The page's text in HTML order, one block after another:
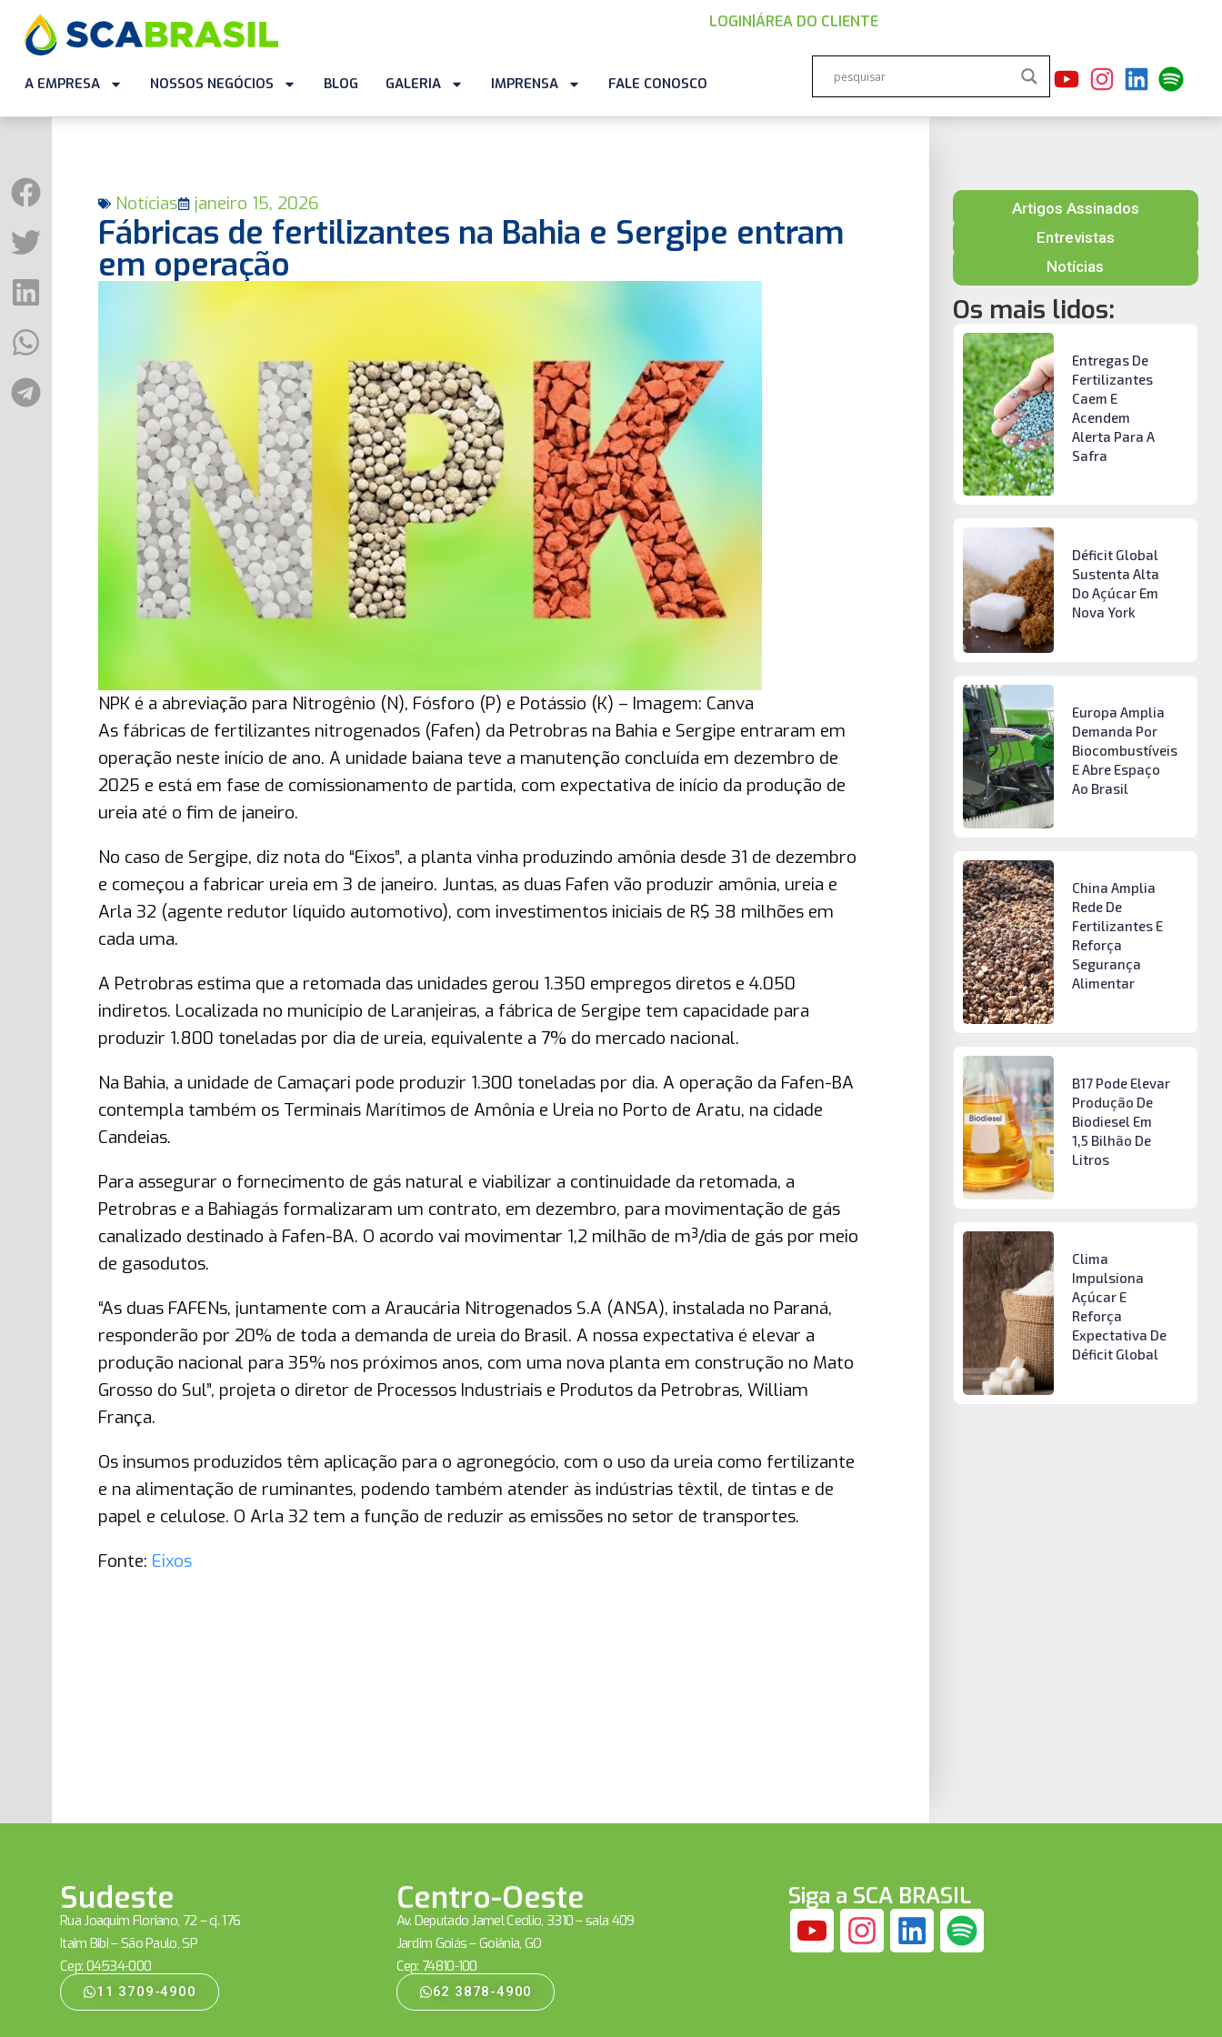
LOGIN |ÁREA DO CLIENTE
A EMPRESA NOSSOS NEGÓCIOS BLOG GALERIA IMPRENSA FALE CONOSCO
Notícias janeiro 15, 2026
Fábricas de fertilizantes na Bahia e Sergipe entram
em operação
NPK é a abreviação para Nitrogênio (N), Fósforo (P) e Potássio (K) – Imagem: Canva
As fábricas de fertilizantes nitrogenados (Fafen) da Petrobras na Bahia e Sergipe entraram em
operação neste início de ano. A unidade baiana teve a manutenção concluída em dezembro de
2025 e está em fase de comissionamento de partida, com expectativa de início da produção de
ureia até o fim de janeiro.
No caso de Sergipe, diz nota do “Eixos”, a planta vinha produzindo amônia desde 31 de dezembro
e começou a fabricar ureia em 3 de janeiro. Juntas, as duas Fafen vão produzir amônia, ureia e
Arla 32 (agente redutor líquido automotivo), com investimentos iniciais de R$ 38 milhões em
cada uma.
A Petrobras estima que a retomada das unidades gerou 1.350 empregos diretos e 4.050
indiretos. Localizada no município de Laranjeiras, a fábrica de Sergipe tem capacidade para
produzir 1.800 toneladas por dia de ureia, equivalente a 7% do mercado nacional.
Na Bahia, a unidade de Camaçari pode produzir 1.300 toneladas por dia. A operação da Fafen-BA
contempla também os Terminais Marítimos de Amônia e Ureia no Porto de Aratu, na cidade
Candeias.
Para assegurar o fornecimento de gás natural e viabilizar a continuidade da retomada, a
Petrobras e a Bahiagás formalizaram um contrato, em dezembro, para movimentação de gás
canalizado destinado à Fafen-BA. O acordo vai movimentar 1,2 milhão de m³/dia de gás por meio
de gasodutos.
“As duas FAFENs, juntamente com a Araucária Nitrogenados S.A (ANSA), instalada no Paraná,
responderão por 20% de toda a demanda de ureia do Brasil. A nossa expectativa é elevar a
produção nacional para 35% nos próximos anos, com uma nova planta em construção no Mato
Grosso do Sul”, projeta o diretor de Processos Industriais e Produtos da Petrobras, William
França.
Os insumos produzidos têm aplicação para o agronegócio, com o uso da ureia como fertilizante
e na alimentação de ruminantes, podendo também atender às indústrias têxtil, de tintas e de
papel e celulose. O Arla 32 tem a função de reduzir as emissões no setor de transportes.
Fonte: Eixos
Artigos Assinados
Entrevistas
Notícias
Os mais lidos:
Entregas De
Fertilizantes
Caem E
Acendem
Alerta Para A
Safra
Déficit Global
Sustenta Alta
Do Açúcar Em
Nova York
Europa Amplia
Demanda Por
Biocombustíveis
E Abre Espaço
Ao Brasil
China Amplia
Rede De
Fertilizantes E
Reforça
Segurança
Alimentar
B17 Pode Elevar
Produção De
Biodiesel Em
1,5 Bilhão De
Litros
Clima
Impulsiona
Açúcar E
Reforça
Expectativa De
Déficit Global
Sudeste
Rua Joaquim Floriano, 72 – cj. 176
Itaim Bibi – São Paulo, SP
Cep: 04534-000
11 3709-4900
Centro-Oeste
Av. Deputado Jamel Cecílio, 3310 – sala 409
Jardim Goiás – Goiânia, GO
Cep: 74810-100
62 3878-4900
Siga a SCA BRASIL